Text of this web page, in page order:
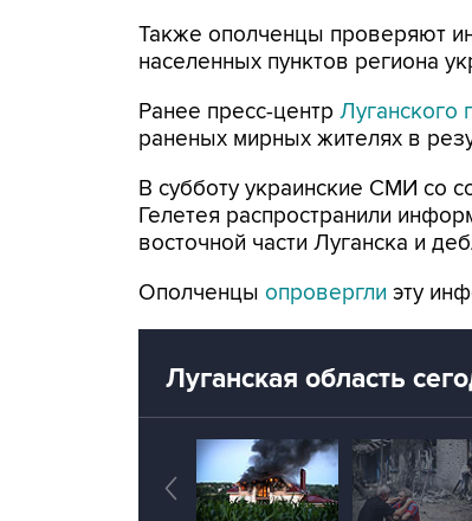
Также ополченцы проверяют
населенных пунктов региона
Ранее пресс-центр Луганского
раненых мирных жителях в
В субботу украинские СМИ со
Гелетея распространили
восточной части Луганска и
Ополченцы опровергли эту
Луганская область